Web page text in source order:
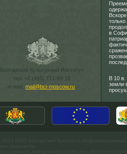
Болгарский Культурный Институт
тел. +7 (495) 771-60-18
e-mail: mail@bci-moscow.ru
в
В 10 в.
земли